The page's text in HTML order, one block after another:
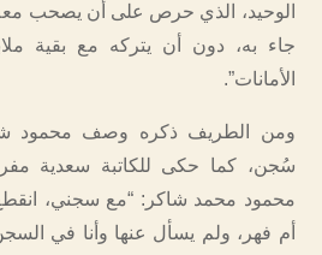
الوحيد، الذي حرص على أن يصحب معه
جاء به، دون أن يتركه مع بقية
الأمانات”.
ومن الطريف ذكره وصف محمود
سُجن، كما حكى للكاتبة سعدية
محمود محمد شاكر: “مع سجني،
أم فهر، ولم يسأل عنها وأنا في